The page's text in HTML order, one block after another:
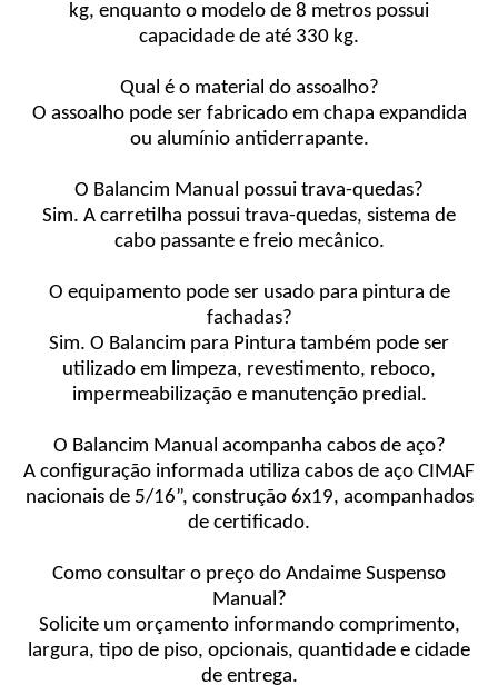
kg, enquanto o modelo de 8 metros possui
capacidade de até 330 kg.
Qual é o material do assoalho?
O assoalho pode ser fabricado em chapa expandida
ou alumínio antiderrapante.
O Balancim Manual possui trava-quedas?
Sim. A carretilha possui trava-quedas, sistema de
cabo passante e freio mecânico.
O equipamento pode ser usado para pintura de
fachadas?
Sim. O Balancim para Pintura também pode ser
utilizado em limpeza, revestimento, reboco,
impermeabilização e manutenção predial.
O Balancim Manual acompanha cabos de aço?
A configuração informada utiliza cabos de aço CIMAF
nacionais de 5/16”, construção 6x19, acompanhados
de certificado.
Como consultar o preço do Andaime Suspenso
Manual?
Solicite um orçamento informando comprimento,
largura, tipo de piso, opcionais, quantidade e cidade
de entrega.